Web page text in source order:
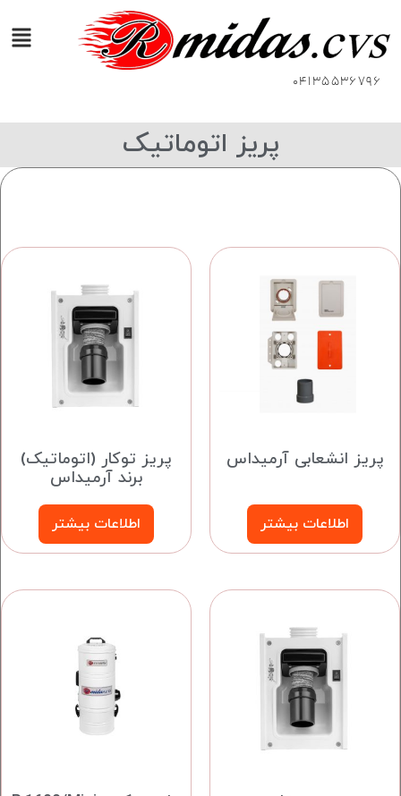
04135536796
پریز اتوماتیک
پریز انشعابی آرمیداس
اطلاعات بیشتر
پریز توکار (اتوماتیک)
برند آرمیداس
اطلاعات بیشتر